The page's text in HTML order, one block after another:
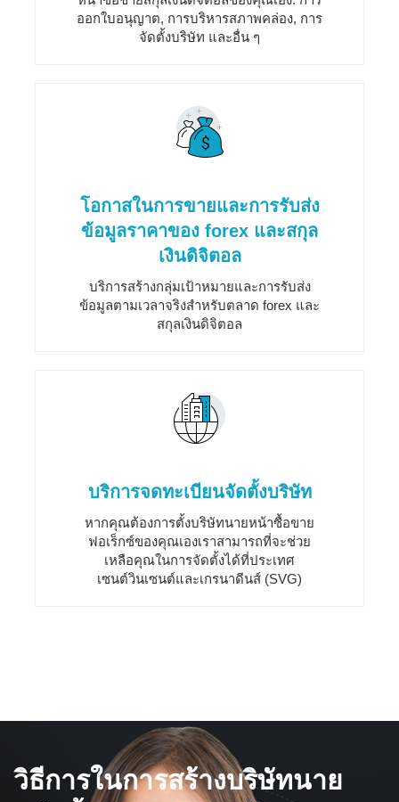
ออกใบอนุญาต, การบริหารสภาพคล่อง, การ
จัดตั้งบริษัท และอื่น ๆ
โอกาสในการขายและการรับส่ง
ข้อมูลราคาของ forex และสกุล
เงินดิจิตอล
บริการสร้างกลุ่มเป้าหมายและการรับส่ง
ข้อมูลตามเวลาจริงสำหรับตลาด forex และ
สกุลเงินดิจิตอล
บริการจดทะเบียนจัดตั้งบริษัท
หากคุณต้องการตั้งบริษัทนายหน้าซื้อขาย
ฟอเร็กซ์ของคุณเองเราสามารถที่จะช่วย
เหลือคุณในการจัดตั้งได้ที่ประเทศ
เซนต์วินเซนต์และเกรนาดีนส์ (SVG)
วิธีการในการสร้างบริษัทนาย